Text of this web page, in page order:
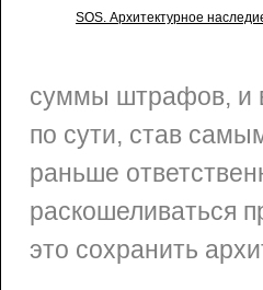
SOS. Архитектурное
суммы штрафов, и
по сути, став
раньше
раскошеливаться
это сохранить